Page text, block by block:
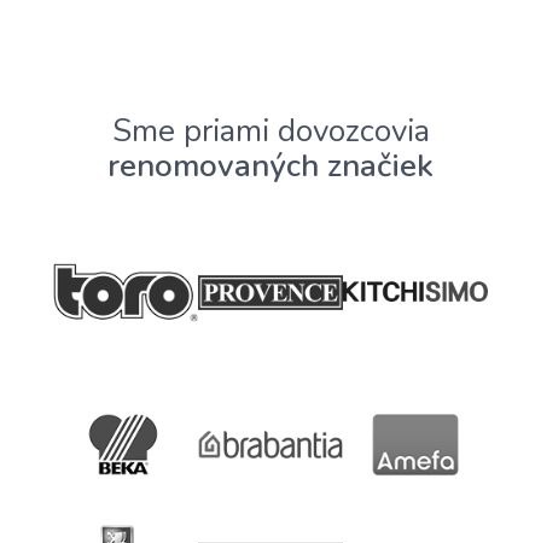
Sme priami dovozcovia
renomovaných značiek